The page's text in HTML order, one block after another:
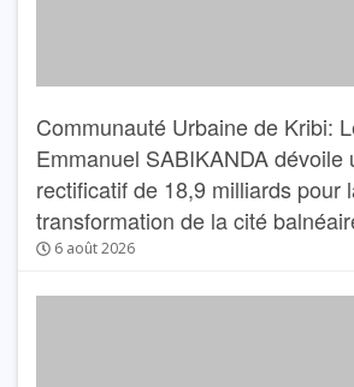
Communauté Urbaine de Kribi:
Emmanuel SABIKANDA dévoile
rectificatif de 18,9 milliards pour
transformation de la cité
6 août 2026